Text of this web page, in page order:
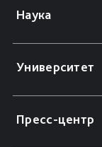
Наука
Университет
Пресс-центр